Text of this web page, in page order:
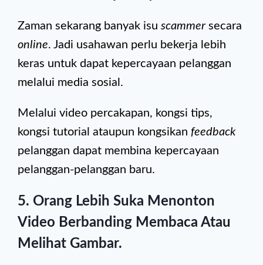
Zaman sekarang banyak isu scammer secara
online. Jadi usahawan perlu bekerja lebih
keras untuk dapat kepercayaan pelanggan
melalui media sosial.
Melalui video percakapan, kongsi tips,
kongsi tutorial ataupun kongsikan feedback
pelanggan dapat membina kepercayaan
pelanggan-pelanggan baru.
5. Orang Lebih Suka Menonton
Video Berbanding Membaca Atau
Melihat Gambar.